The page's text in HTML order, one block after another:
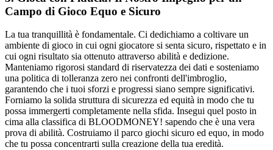
Campo di Gioco Equo e Sicuro
La tua tranquillità è fondamentale. Ci dedichiamo a coltivare un
ambiente di gioco in cui ogni giocatore si senta sicuro, rispettato e in
cui ogni risultato sia ottenuto attraverso abilità e dedizione.
Manteniamo rigorosi standard di riservatezza dei dati e sosteniamo
una politica di tolleranza zero nei confronti dell'imbroglio,
garantendo che i tuoi sforzi e progressi siano sempre significativi.
Forniamo la solida struttura di sicurezza ed equità in modo che tu
possa immergerti completamente nella sfida. Insegui quel posto in
cima alla classifica di BLOODMONEY! sapendo che è una vera
prova di abilità. Costruiamo il parco giochi sicuro ed equo, in modo
che tu possa concentrarti sulla creazione della tua eredità.